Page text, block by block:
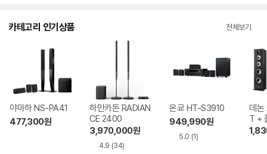
카테고리 인기상품 전체보기
야마하 NS-PA41
477,300원
하만카돈 RADIAN
CE 2400
3,970,000원
4.9 (34)
온쿄 HT-S3910
949,990원
5.0 (1)
데
T +
70